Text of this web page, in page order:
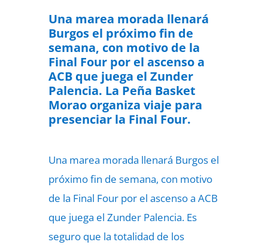
Una marea morada llenará
Burgos el próximo fin de
semana, con motivo de la
Final Four por el ascenso a
ACB que juega el Zunder
Palencia. La Peña Basket
Morao organiza viaje para
presenciar la Final Four.
Una marea morada llenará Burgos el
próximo fin de semana, con motivo
de la Final Four por el ascenso a ACB
que juega el Zunder Palencia. Es
seguro que la totalidad de los